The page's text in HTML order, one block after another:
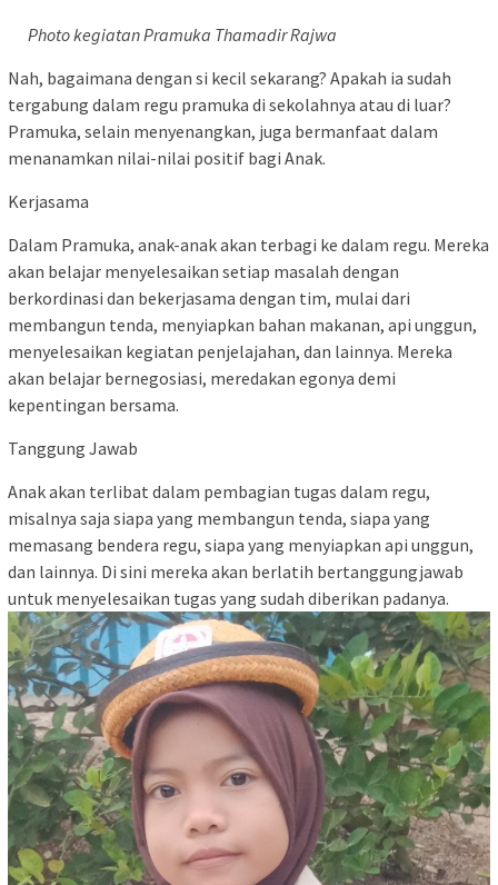
Photo kegiatan Pramuka Thamadir Rajwa
Nah, bagaimana dengan si kecil sekarang? Apakah ia sudah
tergabung dalam regu pramuka di sekolahnya atau di luar?
Pramuka, selain menyenangkan, juga bermanfaat dalam
menanamkan nilai-nilai positif bagi Anak.
Kerjasama
Dalam Pramuka, anak-anak akan terbagi ke dalam regu. Mereka
akan belajar menyelesaikan setiap masalah dengan
berkordinasi dan bekerjasama dengan tim, mulai dari
membangun tenda, menyiapkan bahan makanan, api unggun,
menyelesaikan kegiatan penjelajahan, dan lainnya. Mereka
akan belajar bernegosiasi, meredakan egonya demi
kepentingan bersama.
Tanggung Jawab
Anak akan terlibat dalam pembagian tugas dalam regu,
misalnya saja siapa yang membangun tenda, siapa yang
memasang bendera regu, siapa yang menyiapkan api unggun,
dan lainnya. Di sini mereka akan berlatih bertanggungjawab
untuk menyelesaikan tugas yang sudah diberikan padanya.